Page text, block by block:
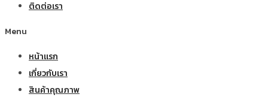
ติดต่อเรา
Menu
หน้าแรก
เกี่ยวกับเรา
สินค้าคุณภาพ